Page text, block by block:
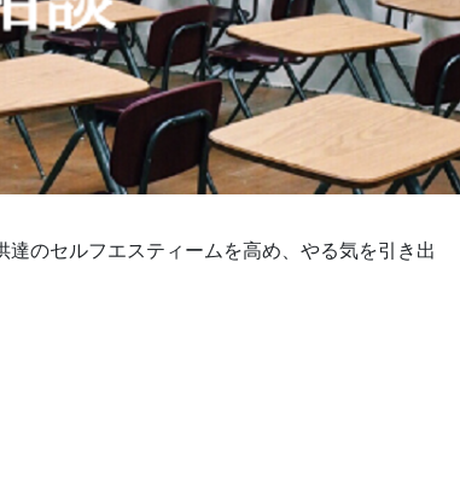
達のセルフエスティームを高め、やる気を引き出